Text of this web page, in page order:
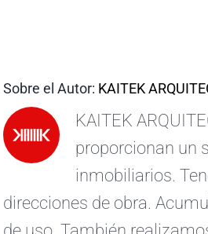
Sobre el Autor: KAITEK
KAITEK
proporcionan un
inmobiliarios.
direcciones de obra.
de uso. También